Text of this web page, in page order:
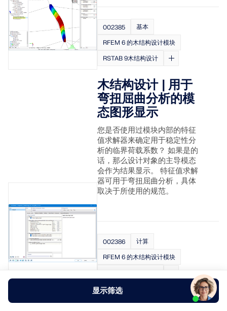
显示筛选
002385
基本
RFEM 6 的木结构设计模块
RSTAB 9木结构设计
木结构设计 | 用于
弯扭屈曲分析的模
态图形显示
您是否使用过模块内部的特征
值求解器来确定用于稳定性分
析的临界荷载系数？ 如果是的
话，那么设计对象的主导模态
会作为结果显示。 特征值求解
器可用于弯扭屈曲分析，具体
取决于所使用的规范。
002386
计算
RFEM 6 的木结构设计模块
木结构设计 | 强度